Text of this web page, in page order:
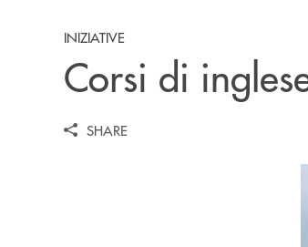
INIZIATIVE
Corsi di
SHARE